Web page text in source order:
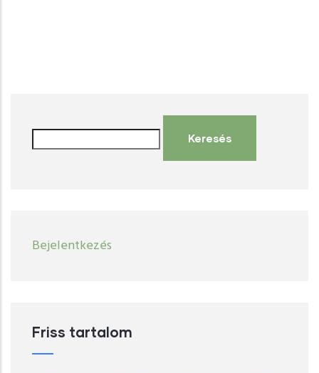
User
account
Bejelentkezés
Friss tartalom